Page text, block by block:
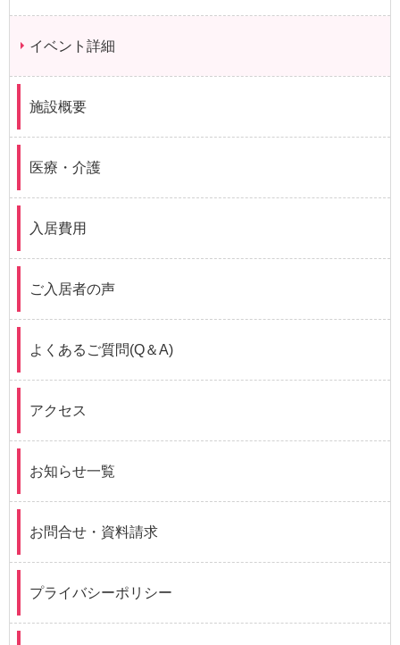
イベント詳細
施設概要
医療・介護
入居費用
ご入居者の声
よくあるご質問(Q＆A)
アクセス
お知らせ一覧
お問合せ・資料請求
プライバシーポリシー